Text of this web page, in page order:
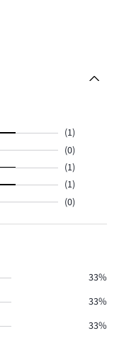
(1)
(0)
(1)
(1)
(0)
33%
33%
33%